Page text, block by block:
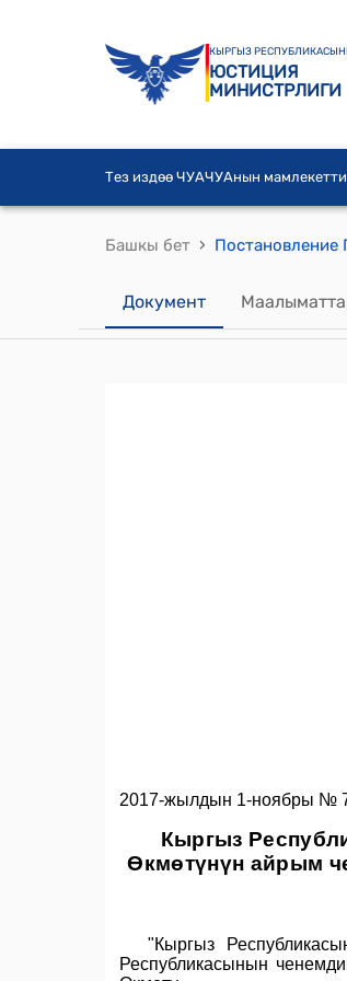
КЫРГЫЗ
ЮСТИЦИЯ
МИНИСТРЛИГИ
Тез издөө ЧУАЧУАнын
Башкы бет ›
Документ